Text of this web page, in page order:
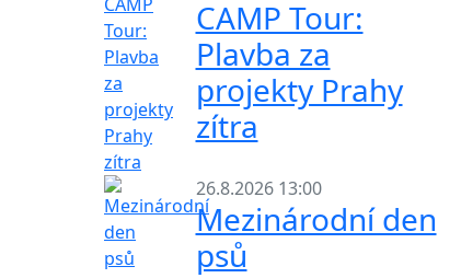
CAMP Tour:
Plavba za
projekty Prahy
zítra
26.8.2026 13:00
Mezinárodní den
psů